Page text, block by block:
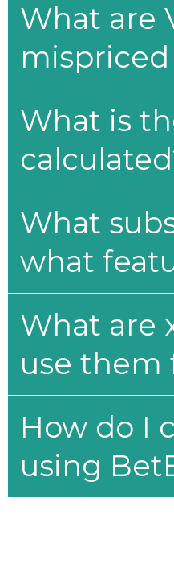
What are
mispriced
What is
What
what
What are
use them
How do I
using